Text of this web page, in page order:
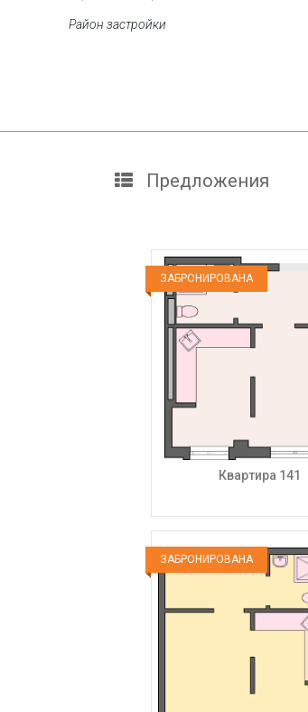
Район застройки
Предложения
ЗАБРОНИРОВАНА
Квартира 141
ЗАБРОНИРОВАНА